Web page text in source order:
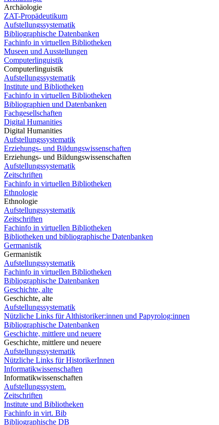
Archäologie
ZAT-Propädeutikum
Aufstellungssystematik
Bibliographische Datenbanken
Fachinfo in virtuellen Bibliotheken
Museen und Ausstellungen
Computerlinguistik
Computerlinguistik
Aufstellungssystematik
Institute und Bibliotheken
Fachinfo in virtuellen Bibliotheken
Bibliographien und Datenbanken
Fachgesellschaften
Digital Humanities
Digital Humanities
Aufstellungssystematik
Erziehungs- und Bildungswissenschaften
Erziehungs- und Bildungswissenschaften
Aufstellungssystematik
Zeitschriften
Fachinfo in virtuellen Bibliotheken
Ethnologie
Ethnologie
Aufstellungssystematik
Zeitschriften
Fachinfo in virtuellen Bibliotheken
Bibliotheken und bibliographische Datenbanken
Germanistik
Germanistik
Aufstellungssystematik
Fachinfo in virtuellen Bibliotheken
Bibliographische Datenbanken
Geschichte, alte
Geschichte, alte
Aufstellungssystematik
Nützliche Links für Althistoriker:innen und Papyrolog:innen
Bibliographische Datenbanken
Geschichte, mittlere und neuere
Geschichte, mittlere und neuere
Aufstellungssystematik
Nützliche Links für HistorikerInnen
Informatikwissenschaften
Informatikwissenschaften
Aufstellungssystem.
Zeitschriften
Institute und Bibliotheken
Fachinfo in virt. Bib
Bibliographische DB